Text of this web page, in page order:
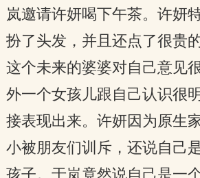
岚邀请许妍喝下午茶。许妍
扮了头发，并且还点了很贵
这个未来的婆婆对自己意见
外一个女孩儿跟自己认识很
接表现出来。许妍因为原生
小被朋友们训斥，还说自己
孩子。于岚竟然说自己是一